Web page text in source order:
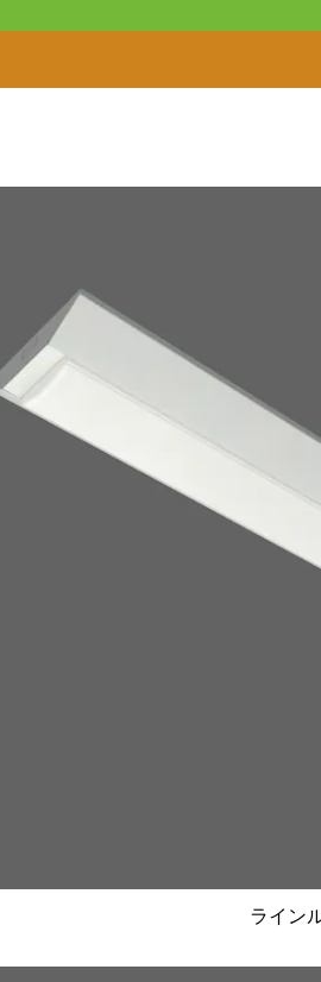
ライン